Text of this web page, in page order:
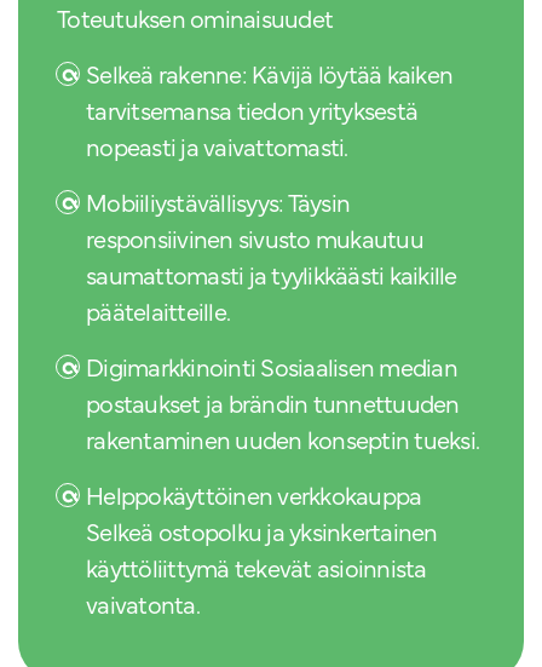
Toteutuksen ominaisuudet
Selkeä rakenne: Kävijä löytää kaiken
tarvitsemansa tiedon yrityksestä
nopeasti ja vaivattomasti.
Mobiiliystävällisyys: Täysin
responsiivinen sivusto mukautuu
saumattomasti ja tyylikkäästi kaikille
päätelaitteille.
Digimarkkinointi Sosiaalisen median
postaukset ja brändin tunnettuuden
rakentaminen uuden konseptin tueksi.
Helppokäyttöinen verkkokauppa
Selkeä ostopolku ja yksinkertainen
käyttöliittymä tekevät asioinnista
vaivatonta.